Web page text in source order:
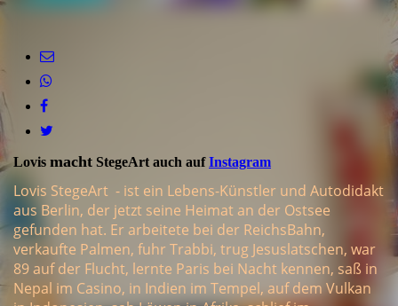
Lovis macht StegeArt auch aufInstagram
Lovis StegeArt - ist ein Lebens-Künstler und Autodidakt
aus Berlin, der jetzt seine Heimat an der Ostsee
gefunden hat. Er arbeitete bei der ReichsBahn,
verkaufte Palmen, fuhr Trabbi, trug Jesuslatschen, war
89 auf der Flucht, lernte Paris bei Nacht kennen, saß in
Nepal im Casino, in Indien im Tempel, auf dem Vulkan